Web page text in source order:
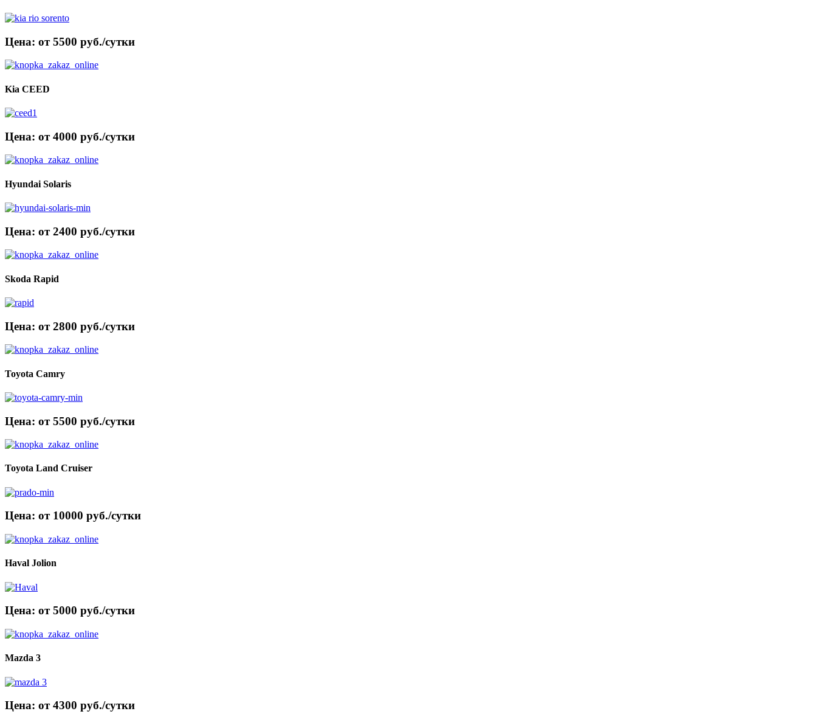
Цена: от 5500 руб./сутки
Kia CEED
Цена: от 4000 руб./сутки
Hyundai Solaris
Цена: от 2400 руб./сутки
Skoda Rapid
Цена: от 2800 руб./сутки
Toyota Camry
Цена: от 5500 руб./сутки
Toyota Land Cruiser
Цена: от 10000 руб./сутки
Haval Jolion
Цена: от 5000 руб./сутки
Mazda 3
Цена: от 4300 руб./сутки